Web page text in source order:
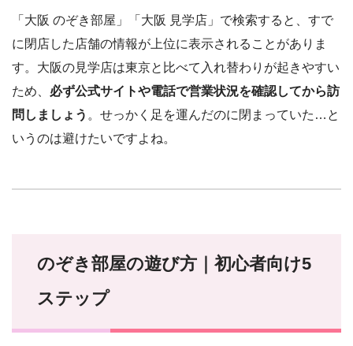
「大阪 のぞき部屋」「大阪 見学店」で検索すると、すで
に閉店した店舗の情報が上位に表示されることがありま
す。大阪の見学店は東京と比べて入れ替わりが起きやすい
ため、 必ず公式サイトや電話で営業状況を確認してから訪
問しましょう 。せっかく足を運んだのに閉まっていた…と
いうのは避けたいですよね。
のぞき部屋の遊び方｜初心者向け5
ステップ